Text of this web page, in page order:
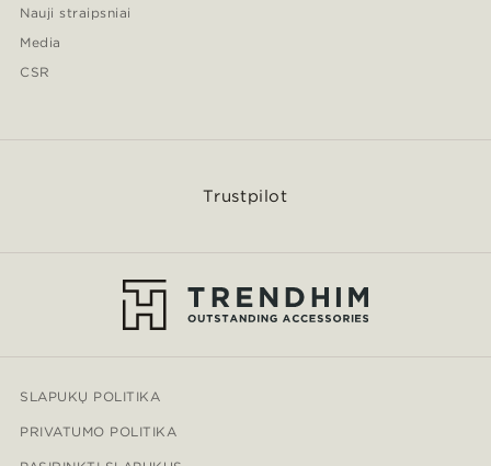
Nauji straipsniai
Media
CSR
Trustpilot
SLAPUKŲ POLITIKA
PRIVATUMO POLITIKA